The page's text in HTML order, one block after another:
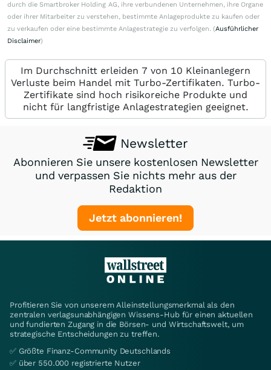
durch die Smartbroker Holding AG, ihre verbundenen Unternehmen, ihre Organe
oder ihrer Mitarbeiter zu verstehen, bestimmte Anlageprodukte zu kaufen oder
zu verkaufen oder eine bestimmte Anlagestrategie zu verfolgen. (Ausführlicher
Disclaimer)
Im Durchschnitt erleiden 7 von 10 Kleinanlegern
Verluste beim Handel mit Turbo-Zertifikaten. Turbo-
Zertifikate sind hoch risikoreiche Produkte und
nicht für langfristige Anlagestrategien geeignet.
Newsletter
Abonnieren Sie unsere kostenlosen Newsletter
und verpassen Sie nichts mehr aus der
Redaktion
Jetzt abonnieren!
Profitieren Sie von unserem Alleinstellungsmerkmal als den
zentralen verlagsunabhängigen Wissens-Hub für einen aktuellen
und fundierten Zugang in die Börsen- und Wirtschaftswelt, um
strategische Entscheidungen zu treffen.
✅ Größte Finanz-Community Deutschlands
✅ über 550.000 registrierte Nutzer